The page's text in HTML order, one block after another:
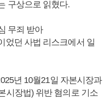
구상으로 읽혔다.
무죄 받아
었던 사법 리스크에서 일
년 10월21일 자본시장과
시장법) 위반 혐의로 기소